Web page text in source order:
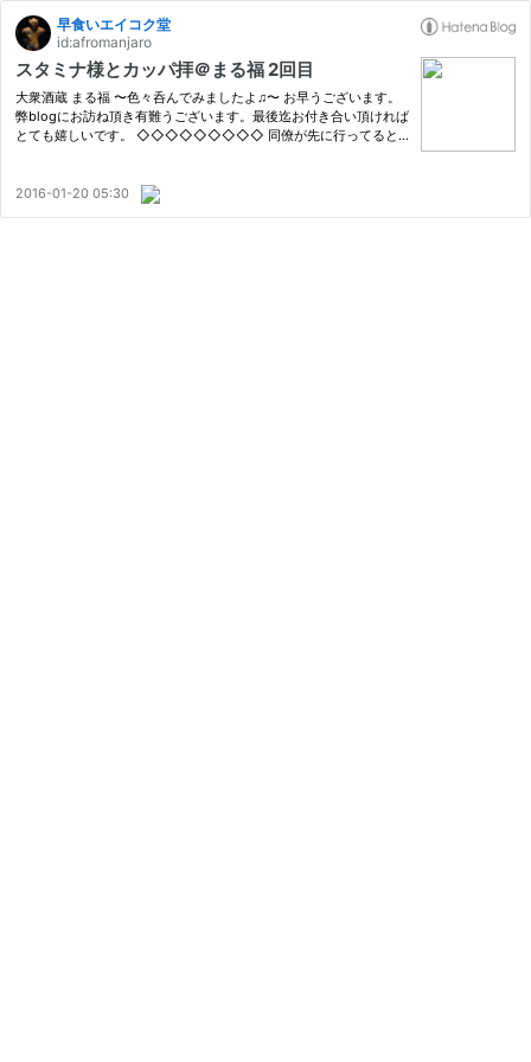
早食いエイコク堂
id:afromanjaro
スタミナ様とカッパ拝＠まる福 2回目
大衆酒蔵 まる福 〜色々呑んでみましたよ♫〜 お早うございます。
弊blogにお訪ね頂き有難うございます。最後迄お付き合い頂ければ
とても嬉しいです。 ◇◇◇◇◇◇◇◇◇ 同僚が先に行ってると
す。店内は…
2016-01-20 05:30